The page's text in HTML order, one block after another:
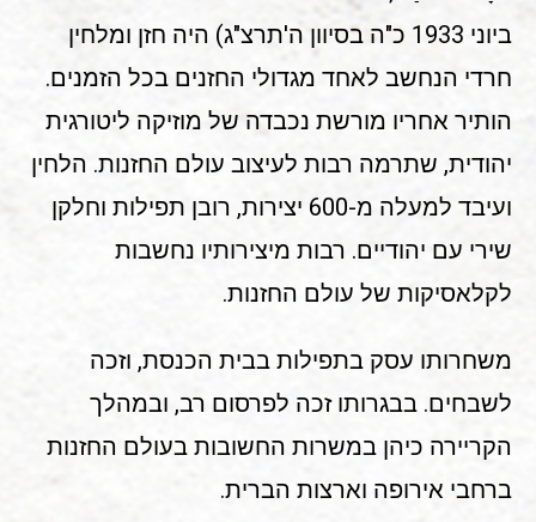
ביוני 1933 כ"ה בסיוון ה'תרצ"ג) היה חזן ומלחין
חרדי הנחשב לאחד מגדולי החזנים בכל הזמנים.
הותיר אחריו מורשת נכבדה של מוזיקה ליטורגית
יהודית, שתרמה רבות לעיצוב עולם החזנות. הלחין
ועיבד למעלה מ-600 יצירות, רובן תפילות וחלקן
שירי עם יהודיים. רבות מיצירותיו נחשבות
לקלאסיקות של עולם החזנות.
משחרותו עסק בתפילות בבית הכנסת, וזכה
לשבחים. בבגרותו זכה לפרסום רב, ובמהלך
הקריירה כיהן במשרות החשובות בעולם החזנות
ברחבי אירופה וארצות הברית.